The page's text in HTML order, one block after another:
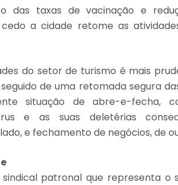
das taxas de vacinação e
a cidade retome as
do setor de turismo é mais
de uma retomada segura
situação de abre-e-fecha,
e as suas deletérias
e fechamento de negócios, de
patronal que representa o